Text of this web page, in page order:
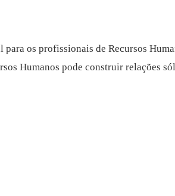
os profissionais de Recursos
Humanos pode construir relações